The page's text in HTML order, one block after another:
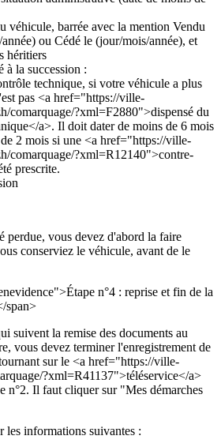
véhicule, barrée avec la mention Vendu
ou Cédé le (jour/mois/année), et
héritiers
à la succession :
technique, si votre véhicule a plus
pas <a href="https://ville-
comarquage/?xml=F2880">dispensé du
a>. Il doit dater de moins de 6 mois
2 mois si une <a href="https://ville-
comarquage/?xml=R12140">contre-
prescrite.
perdue, vous devez d'abord la faire
conserviez le véhicule, avant de le
n°4 : reprise et fin de la
span>
suivent la remise des documents au
vous devez terminer l'enregistrement de
sur le <a href="https://ville-
?xml=R41137">téléservice</a>
n°2. Il faut cliquer sur "Mes démarches
les informations suivantes :